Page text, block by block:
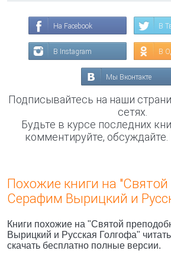
На Facebook В
В Instagram В
Мы Вконтакте
Подписывайтесь на наши
сетях.
Будьте в курсе последних
комментируйте,
Похожие книги на
Серафим Вырицкий и
Книги похожие на "Святой
Вырицкий и Русская Голгофа"
скачать бесплатно полные версии.